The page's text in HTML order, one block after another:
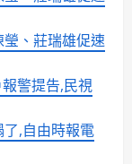
、莊瑞雄促速
警提告,民視
,自由時報電